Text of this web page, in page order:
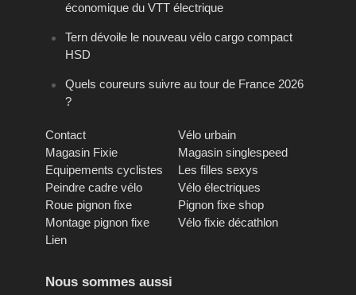
économique du VTT électrique
Tern dévoile le nouveau vélo cargo compact
HSD
Quels coureurs suivre au tour de France 2026
?
Contact
Vélo urbain
Magasin Fixie
Magasin singlespeed
Equipements cyclistes
Les filles sexys
Peindre cadre vélo
Vélo électriques
Roue pignon fixe
Pignon fixe shop
Montage pignon fixe
Vélo fixie décathlon
Lien
Nous sommes aussi